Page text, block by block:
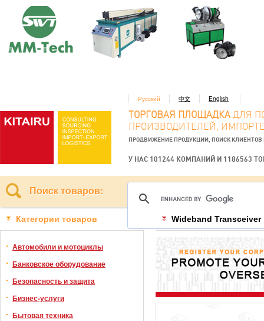
Русский 中文 English
ТОРГОВАЯ ПЛОЩАДКА ДЛЯ
ПРОИЗВОДИТЕЛЕЙ,
ПРОДВИЖЕНИЕ ПРОДУКЦИИ, ПОИСК КЛИЕНТОВ
У НАС 101244 КОМПАНИЙ И 1186563
Поиск товаров:
Категории товаров
Автомобили и мотоциклы
Банковское оборудование
Безопасность и защита
Бизнес-услуги
Бытовая техника
Wideband Transceiver